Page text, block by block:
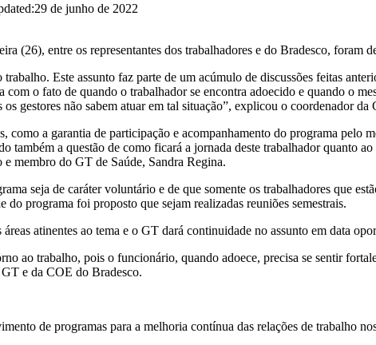
29 de junho de 2022
(26), entre os representantes dos trabalhadores e do Bradesco, foram
Este assunto faz parte de um acúmulo de discussões feitas
com o fato de quando o trabalhador se encontra adoecido e quando o
gestores não sabem atuar em tal situação”, explicou o coordenador
como a garantia de participação e acompanhamento do programa pelo
também a questão de como ficará a jornada deste trabalhador quanto
membro do GT de Saúde, Sandra Regina.
seja de caráter voluntário e de que somente os trabalhadores que
programa foi proposto que sejam realizadas reuniões semestrais.
atinentes ao tema e o GT dará continuidade no assunto em data
ao trabalho, pois o funcionário, quando adoece, precisa se sentir
e da COE do Bradesco.
de programas para a melhoria contínua das relações de trabalho